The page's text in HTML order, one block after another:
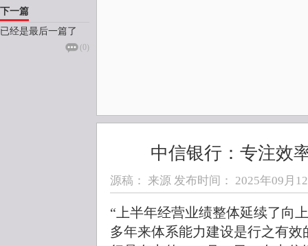
下一篇
已经是最后一篇了
(0)
中信银行：专注效
源稿： 来源 发布时间： 2025年09月
“上半年经营业绩整体延续了向
多年来体系能力建设是行之有